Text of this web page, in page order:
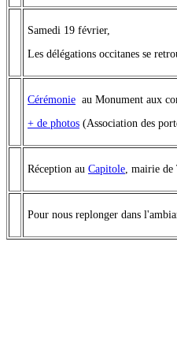
Samedi 19 février,
Les délégations occitanes se
Cérémonie au Monument aux
+ de photos (Association des
Réception au Capitole , mairie
Pour nous replonger dans